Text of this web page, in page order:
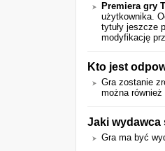
Premiera gry
użytkownika.
tytuły jeszcze
modyfikację
Kto jest
Gra zostanie
można
Jaki wydawca
Gra ma być